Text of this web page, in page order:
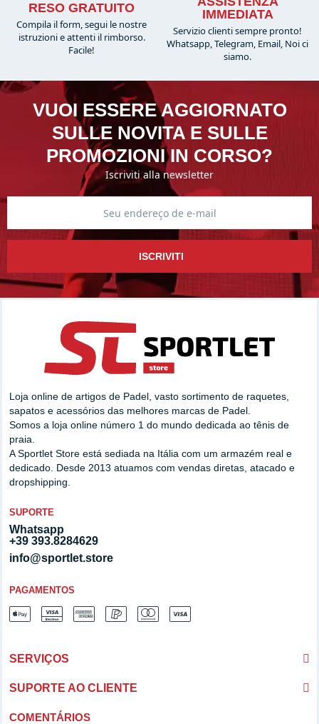
RESO GRATUITO
Compila il form, segui le nostre
istruzioni e attenti il rimborso.
Facile!
IMMEDIATA
Servizio clienti sempre pronto!
Whatsapp, Telegram, Email, Noi ci
siamo.
VUOI ESSERE AGGIORNATO
SULLE NOVITA E SULLE
PROMOZIONI IN CORSO?
Iscriviti alla newsletter
ISCRIVITI
Loja online de artigos de Padel, vasto sortimento de raquetes,
sapatos e acessórios das melhores marcas de Padel.
Somos a loja online número 1 do mundo dedicada ao tênis de
praia.
A Sportlet Store está sediada na Itália com um armazém real e
dedicado. Desde 2013 atuamos com vendas diretas, atacado e
dropshipping.
SUPORTE
Whatsapp
+39 393.8284629
info@sportlet.store
PAGAMENTOS
SERVIÇOS
SUPORTE AO CLIENTE
COMENTÁRIOS